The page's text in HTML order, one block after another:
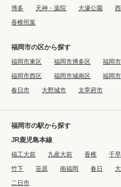
博多 天神・薬院 大濠公園
香椎照葉
福岡市の区から探す
福岡市東区 福岡市博多区 福岡
福岡市西区
福岡市城南区 福岡
春日市
大野城市 太宰府市
福岡市の駅から探す
JR鹿児島本線
福工大前 九産大前 香椎 千早
竹下
笹原 南福岡 春日
二日市